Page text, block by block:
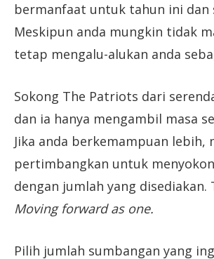
bermanfaat untuk tahun ini dan
Meskipun anda mungkin tidak
tetap mengalu-alukan anda
Sokong The Patriots dari
dan ia hanya mengambil masa
Jika anda berkemampuan lebih,
pertimbangkan untuk
dengan jumlah yang disediakan.
Moving forward as one.
Pilih jumlah sumbangan yang